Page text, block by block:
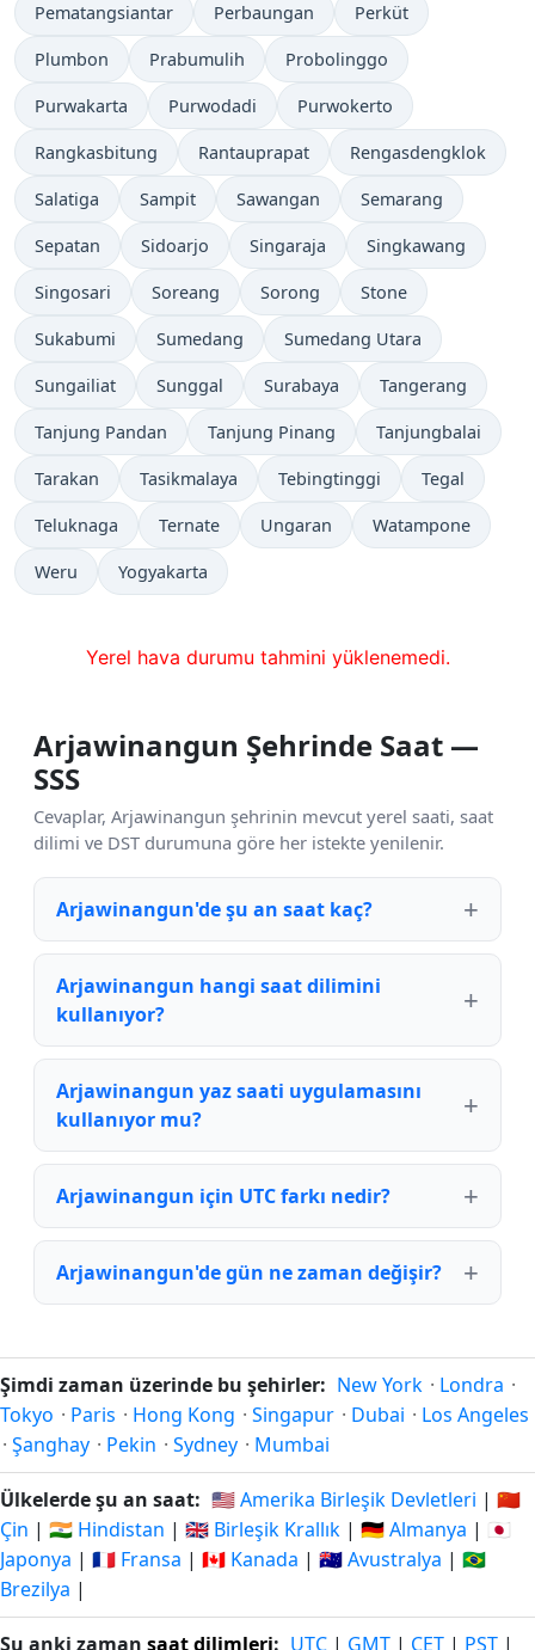
Pematangsiantar Perbaungan Perküt
Plumbon Prabumulih Probolinggo
Purwakarta Purwodadi Purwokerto
Rangkasbitung Rantauprapat Rengasdengklok
Salatiga Sampit Sawangan Semarang
Sepatan Sidoarjo Singaraja Singkawang
Singosari Soreang Sorong Stone
Sukabumi Sumedang Sumedang Utara
Sungailiat Sunggal Surabaya Tangerang
Tanjung Pandan Tanjung Pinang Tanjungbalai
Tarakan Tasikmalaya Tebingtinggi Tegal
Teluknaga Ternate Ungaran Watampone
Weru Yogyakarta
Yerel hava durumu tahmini yüklenemedi.
Arjawinangun Şehrinde Saat —
SSS
Cevaplar, Arjawinangun şehrinin mevcut yerel saati, saat
dilimi ve DST durumuna göre her istekte yenilenir.
Arjawinangun'de şu an saat kaç?
Arjawinangun hangi saat dilimini
kullanıyor?
Arjawinangun yaz saati uygulamasını
kullanıyor mu?
Arjawinangun için UTC farkı nedir?
Arjawinangun'de gün ne zaman değişir?
Şimdi zaman üzerinde bu şehirler: New York · Londra ·
Tokyo · Paris · Hong Kong · Singapur · Dubai · Los Angeles
· Şanghay · Pekin · Sydney · Mumbai
Ülkelerde şu an saat: 🇺🇸 Amerika Birleşik Devletleri | 🇨🇳
Çin | 🇮🇳 Hindistan | 🇬🇧 Birleşik Krallık | 🇩🇪 Almanya | 🇯🇵
Japonya | 🇫🇷 Fransa | 🇨🇦 Kanada | 🇦🇺 Avustralya | 🇧🇷
Brezilya |
Şu anki zaman saat dilimleri: UTC | GMT | CET | PST |